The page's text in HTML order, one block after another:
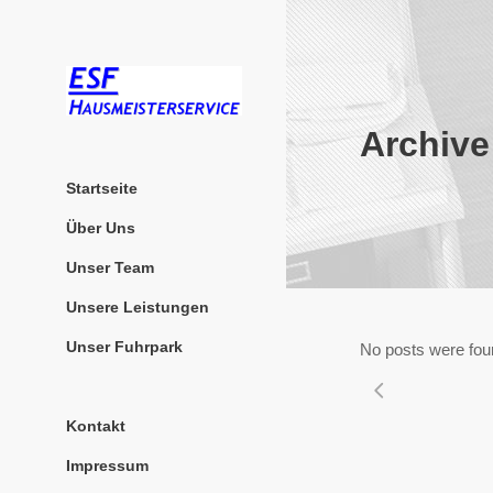
Startseite
Über Uns
Unser Team
Unsere Leistungen
Unser Fuhrpark
Kontakt
Impressum
Archive
No posts were